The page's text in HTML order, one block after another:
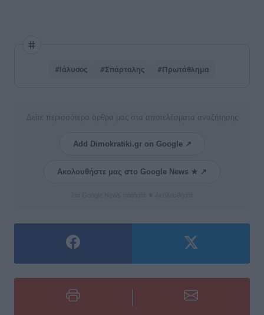
#Ιάλυσος #Σπάρταλης #Πρωτάθλημα
Δείτε περισσότερα άρθρα μας στα αποτελέσματα αναζήτησης
Add Dimokratiki.gr on Google ↗
Ακολουθήστε μας στο Google News ★ ↗